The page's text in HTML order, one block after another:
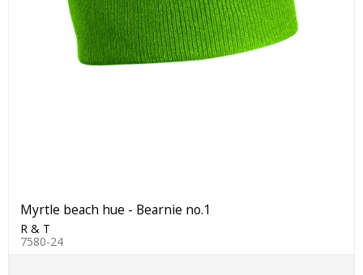
Myrtle beach hue - Bearnie no.1
R & T
7580-24